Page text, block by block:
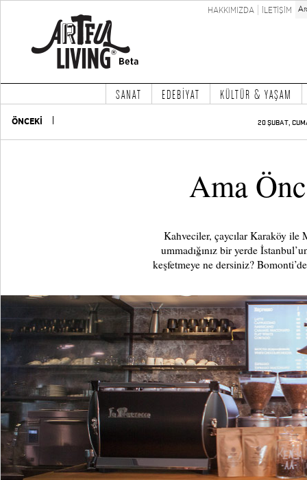
HAKKIMIZDA İLETİŞİM
SANAT EDEBİYAT KÜLTÜR & YAŞAM
ÖNCEKİ 20 ŞUBAT,
Ama
Kahveciler, çaycılar Karaköy ile
ummadığınız bir yerde
keşfetmeye ne dersiniz?